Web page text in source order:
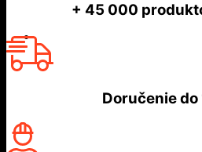
+ 45 000
Doručenie do